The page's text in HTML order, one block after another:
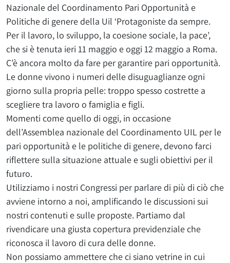
Nazionale del Coordinamento Pari Opportunità e
Politiche di genere della Uil ‘Protagoniste da sempre.
Per il lavoro, lo sviluppo, la coesione sociale, la pace’,
che si è tenuta ieri 11 maggio e oggi 12 maggio a Roma.
C’è ancora molto da fare per garantire pari opportunità.
Le donne vivono i numeri delle disuguaglianze ogni
giorno sulla propria pelle: troppo spesso costrette a
scegliere tra lavoro o famiglia e figli.
Momenti come quello di oggi, in occasione
dell’Assemblea nazionale del Coordinamento UIL per le
pari opportunità e le politiche di genere, devono farci
riflettere sulla situazione attuale e sugli obiettivi per il
futuro.
Utilizziamo i nostri Congressi per parlare di più di ciò che
avviene intorno a noi, amplificando le discussioni sui
nostri contenuti e sulle proposte. Partiamo dal
rivendicare una giusta copertura previdenziale che
riconosca il lavoro di cura delle donne.
Non possiamo ammettere che ci siano vetrine in cui